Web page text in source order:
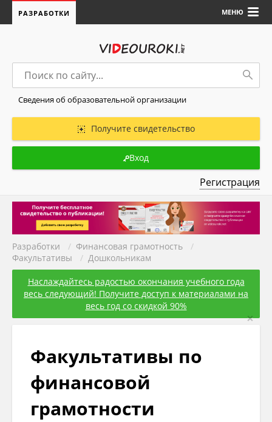
МЕНЮ
РАЗРАБОТКИ
Сведения об образовательной организации
Получите свидетельство
Вход
Регистрация
Разработки / Финансовая грамотность
/
Факультативы
/ Дошкольникам
Наслаждайтесь радостью окончания учебного года
весь следующий! Получите доступ к материалами на
весь год со скидкой 90%
×
Факультативы по
финансовой
грамотности